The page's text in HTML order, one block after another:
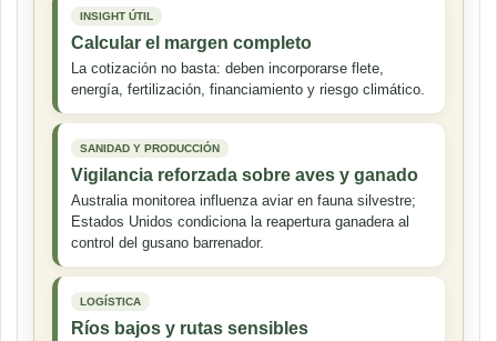
INSIGHT ÚTIL
Calcular el margen completo
La cotización no basta: deben incorporarse flete,
energía, fertilización, financiamiento y riesgo climático.
SANIDAD Y PRODUCCIÓN
Vigilancia reforzada sobre aves y ganado
Australia monitorea influenza aviar en fauna silvestre;
Estados Unidos condiciona la reapertura ganadera al
control del gusano barrenador.
LOGÍSTICA
Ríos bajos y rutas sensibles